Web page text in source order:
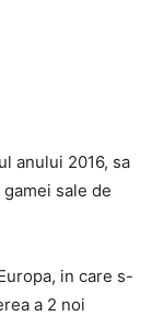
anului 2016, sa
sale de
in care s-
a 2 noi